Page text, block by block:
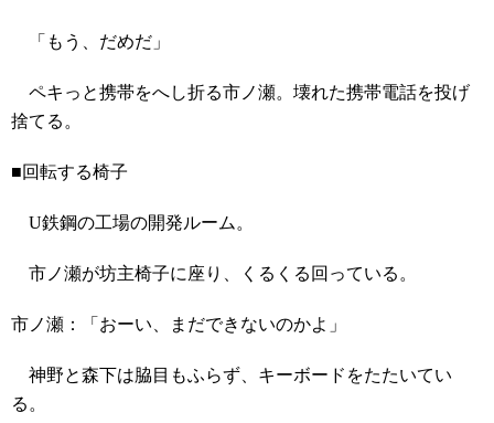
「もう、だめだ」
ペキっと携帯をへし折る市ノ瀬。壊れた携帯電話を投げ
捨てる。
■回転する椅子
U鉄鋼の工場の開発ルーム。
市ノ瀬が坊主椅子に座り、くるくる回っている。
市ノ瀬：「おーい、まだできないのかよ」
神野と森下は脇目もふらず、キーボードをたたいてい
る。